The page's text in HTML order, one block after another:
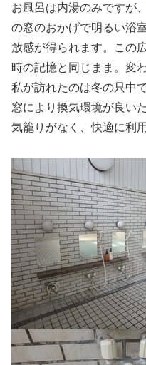
お風呂は内湯のみですが
の窓のおかげで明るい浴
放感が得られます。この
時の記憶と同じまま。変
私が訪れたのは冬の只中
窓により換気環境が良い
気籠りがなく、快適に利